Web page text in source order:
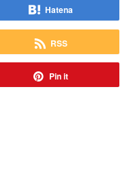
Hatena
RSS
Pin it